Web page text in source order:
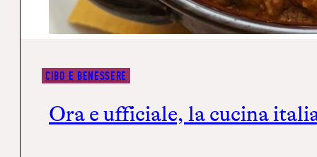
CIBO E BENESSERE
Ora è ufficiale, la cucina